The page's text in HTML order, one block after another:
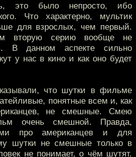
это было непросто, ибо
Что характерно, мультик
для взрослых, чем первый.
вторую серию вообще не
В данном аспекте сильно
у нас в кино и как оно будет
что шутки в фильме
понятные всем и, как
не смешные. Смею
очень смешной. Правда,
про американцев и для
шутки не смешные только в
не понимает, о чём шутят.